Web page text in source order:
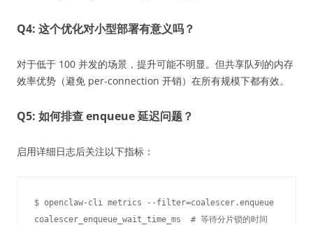
Q4: 这个优化对小型部署有意义吗？
对于低于 100 并发的场景，提升可能不明显。但共享队列的内存
效率优势（避免 per-connection 开销）在所有规模下都有效。
Q5: 如何排查 enqueue 延迟问题？
启用详细日志后关注以下指标：
$ openclaw-cli metrics --filter=coalescer.enqueue
coalescer_enqueue_wait_time_ms  # 等待分片锁的时间